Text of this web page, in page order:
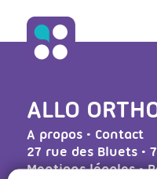
ALLO
A propos• Contact
27 rue des Bluets •
Mentions légales•